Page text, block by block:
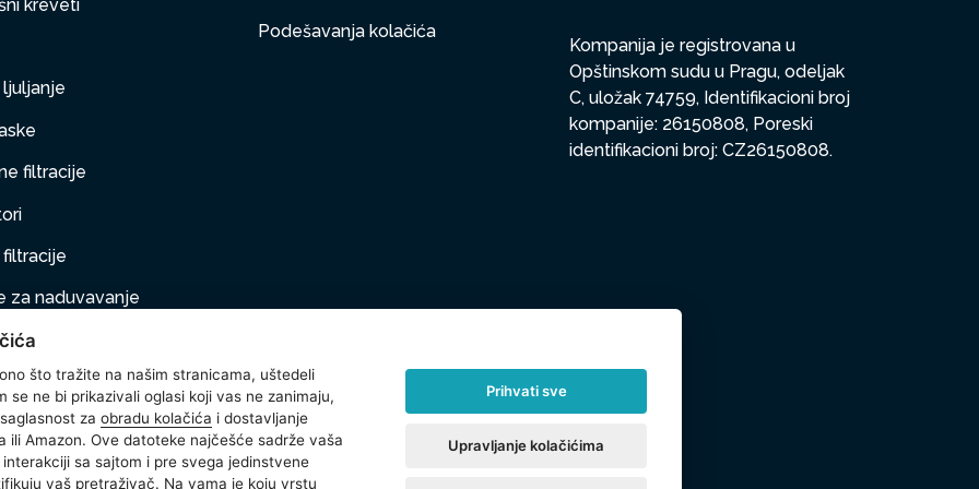
kreveti
filtracije
filtracije
za naduvavanje
na naduvavanje
oprema
Podešavanja kolačića
Kompanija je registrovana u
Opštinskom sudu u Pragu, odeljak
C, uložak 74759, Identifikacioni broj
kompanije: 26150808, Poreski
identifikacioni broj: CZ26150808.
što tražite na našim stranicama, uštedeli
se ne bi prikazivali oglasi koji vas ne zanimaju,
za obradu kolačića i dostavljanje
ili Amazon. Ove datoteke najčešće sadrže vaša
sa sajtom i pre svega jedinstvene
vaš pretraživač. Na vama je koju vrstu
Prihvati sve
Upravljanje kolačićima